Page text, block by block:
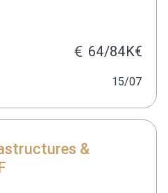
64/84K€
15/07
&